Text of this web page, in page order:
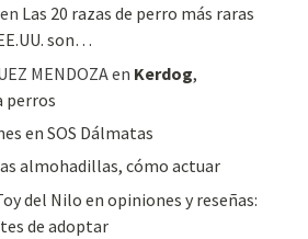
en Las 20 razas de perro más raras
son…
MENDOZAen Kerdog,
perros
en SOS Dálmatas
almohadillas, cómo actuar
del Nilo en opiniones y reseñas:
de adoptar